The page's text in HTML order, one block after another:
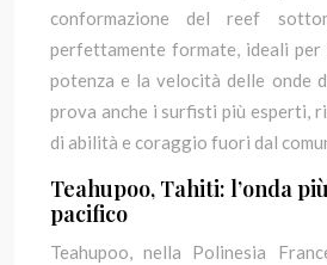
conformazione del reef
perfettamente formate, ideali
potenza e la velocità delle onde
prova anche i surfisti più esperti,
di abilità e coraggio fuori dal
Teahupoo, Tahiti: l’onda
pacifico
Teahupoo, nella Polinesia